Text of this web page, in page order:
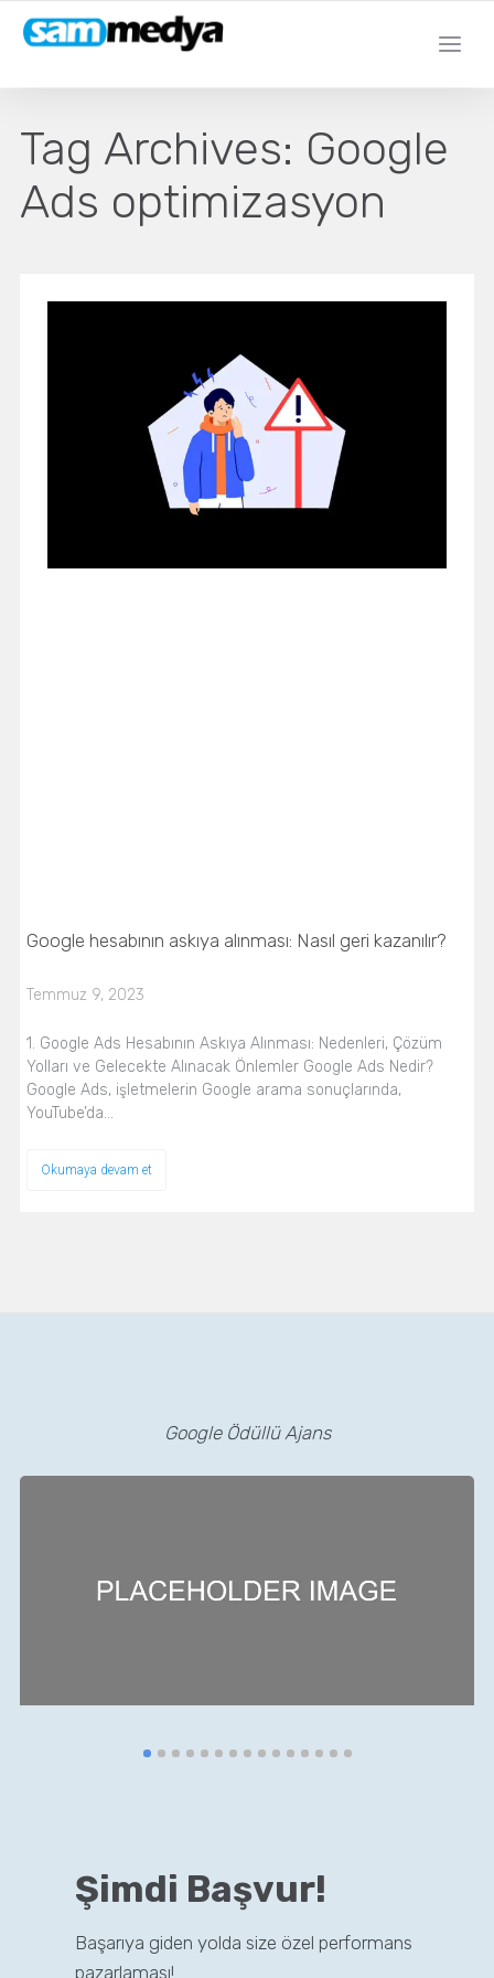
Tag Archives: Google
Ads optimizasyon
Google hesabının askıya alınması: Nasıl geri kazanılır?
Temmuz 9, 2023
1. Google Ads Hesabının Askıya Alınması: Nedenleri, Çözüm
Yolları ve Gelecekte Alınacak Önlemler Google Ads Nedir?
Google Ads, işletmelerin Google arama sonuçlarında,
YouTube’da…
Okumaya devam et
Google Ödüllü Ajans
Şimdi Başvur!
Başarıya giden yolda size özel performans
pazarlaması!